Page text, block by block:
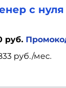
с нуля
руб.
руб./мес.